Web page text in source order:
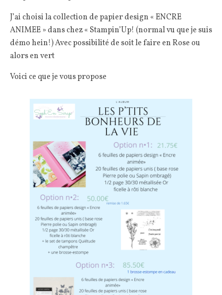
J’ai choisi la collection de papier design « ENCRE
ANIMEE » dans chez « Stampin’Up! (normal vu que je suis
démo hein!) Avec possibilité de soit le faire en Rose ou
alors en vert
Voici ce que je vous propose